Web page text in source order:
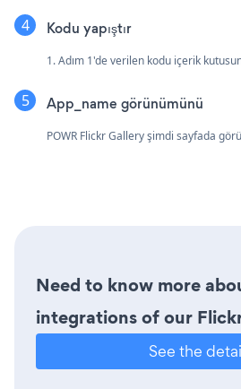
Kodu yapıştır
1. Adım 1'de verilen kodu içerik
App_name görünümünü
POWR Flickr Gallery şimdi sayfada
Need to know more
integrations of our
See the